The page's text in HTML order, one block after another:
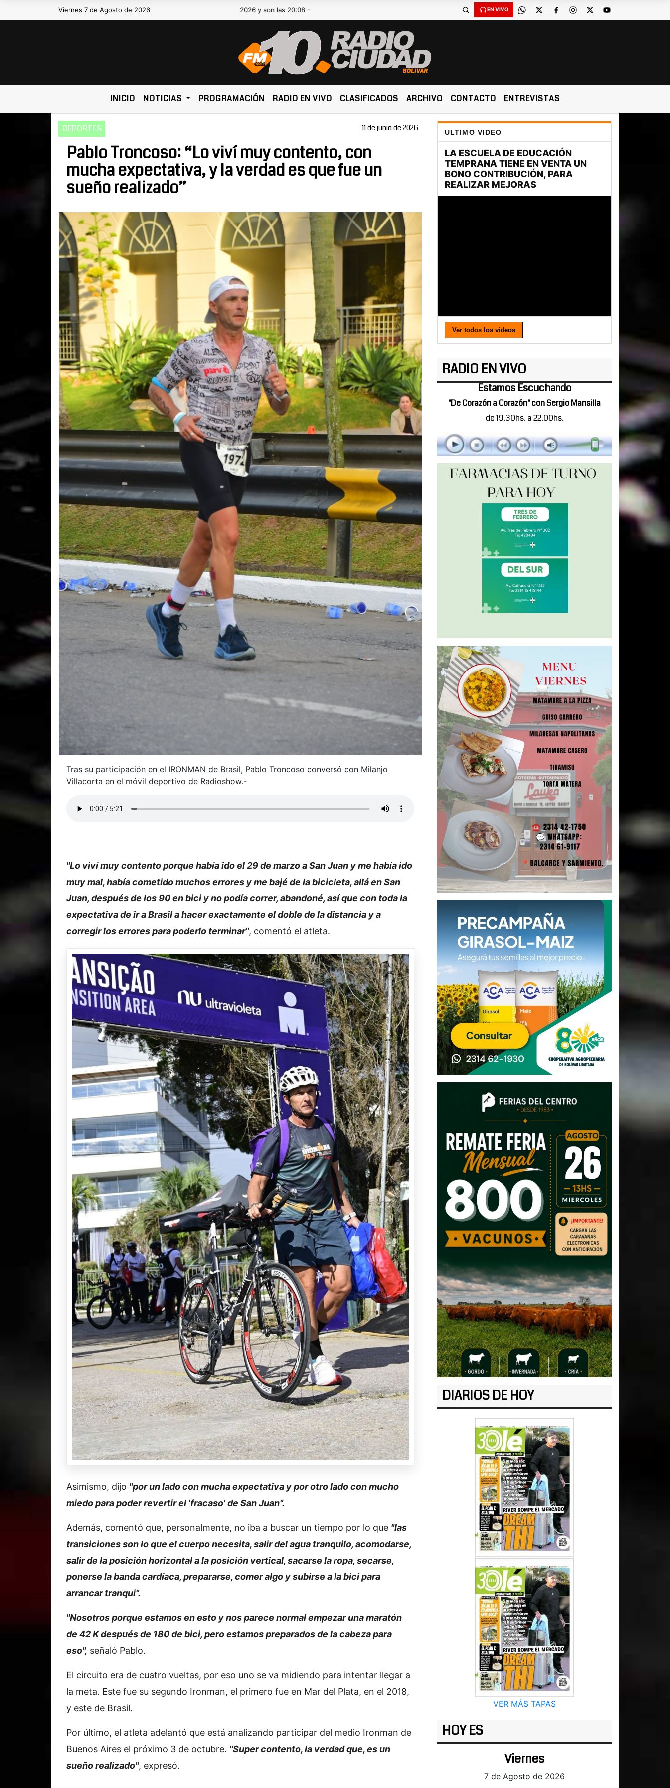
Viernes 7 de Agosto de 2026Hoy es Viernes 7 de Agosto de 2026 y son las 20:08 - EN VIVO
INICIO NOTICIAS PROGRAMACIÓN RADIO EN VIVO CLASIFICADOS ARCHIVO CONTACTO ENTREVISTAS
DEPORTES 11 de junio de 2026
Pablo Troncoso: “Lo viví muy contento, con
mucha expectativa, y la verdad es que fue un
sueño realizado”
Tras su participación en el IRONMAN de Brasil, Pablo Troncoso conversó con Milanjo
Villacorta en el móvil deportivo de Radioshow.-
"Lo viví muy contento porque había ido el 29 de marzo a San Juan y me había ido
muy mal, había cometido muchos errores y me bajé de la bicicleta, allá en San
Juan, después de los 90 en bici y no podía correr, abandoné, así que con toda la
expectativa de ir a Brasil a hacer exactamente el doble de la distancia y a
corregir los errores para poderlo terminar", comentó el atleta.
Asimismo, dijo "por un lado con mucha expectativa y por otro lado con mucho
miedo para poder revertir el 'fracaso' de San Juan".
Además, comentó que, personalmente, no iba a buscar un tiempo por lo que "las
transiciones son lo que el cuerpo necesita, salir del agua tranquilo, acomodarse,
salir de la posición horizontal a la posición vertical, sacarse la ropa, secarse,
ponerse la banda cardíaca, prepararse, comer algo y subirse a la bici para
arrancar tranqui".
"Nosotros porque estamos en esto y nos parece normal empezar una maratón
de 42 K después de 180 de bici, pero estamos preparados de la cabeza para
eso", señaló Pablo.
El circuito era de cuatro vueltas, por eso uno se va midiendo para intentar llegar a
la meta. Este fue su segundo Ironman, el primero fue en Mar del Plata, en el 2018,
y este de Brasil.
Por último, el atleta adelantó que está analizando participar del medio Ironman de
Buenos Aires el próximo 3 de octubre. "Super contento, la verdad que, es un
sueño realizado", expresó.
ULTIMO VIDEO
Ver todos los videos
RADIO EN VIVO
Estamos Escuchando
"De Corazón a Corazón" con Sergio Mansilla
de 19.30hs. a 22.00hs.
DIARIOS DE HOY
VER MÁS TAPAS
HOY ES
Viernes
7 de Agosto de 2026